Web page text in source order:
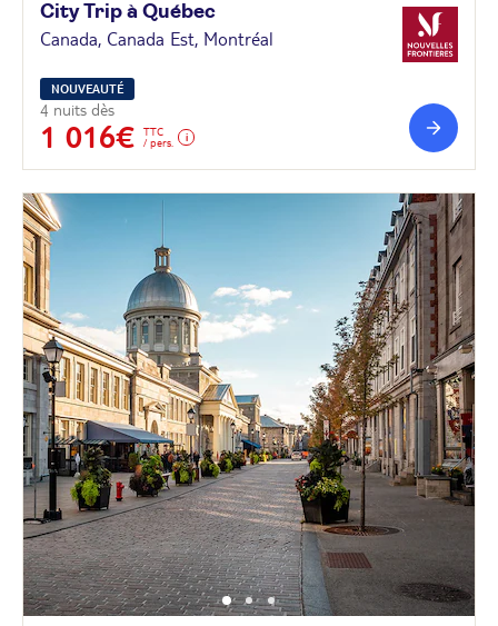
City Trip à Québec
Canada, Canada Est, Montréal
NOUVEAUTÉ
4 nuits dès
1 016€
TTC
/ pers.